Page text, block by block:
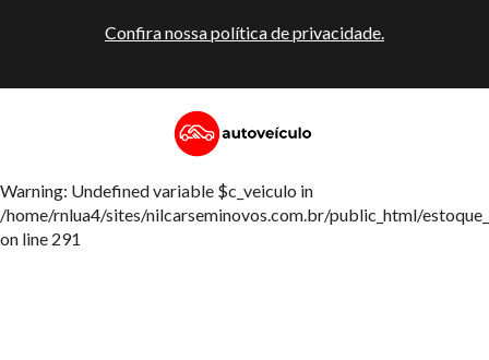
Confira nossa política de privacidade.
Warning: Undefined variable $c_veiculo in
/home/rnlua4/sites/nilcarseminovos.com.br/public_html/
on line 291